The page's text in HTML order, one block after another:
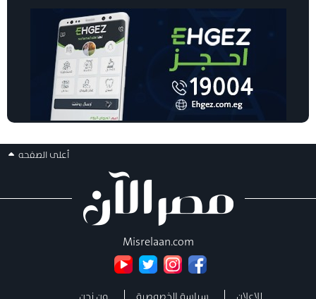
أعلى الصفحه
Misrelaan.com
للإعلان سياسة الخصوصية من نحن